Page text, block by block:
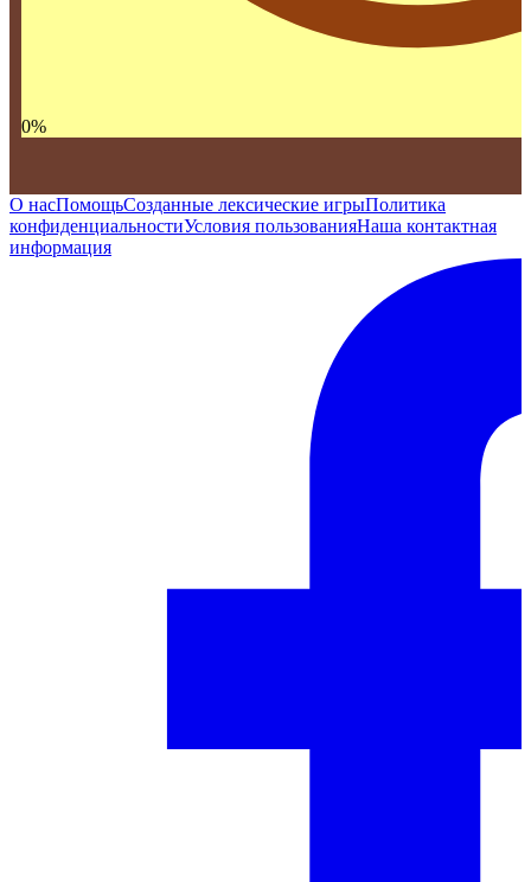
0%
О насПомощьСозданные лексические игрыПолитика
конфиденциальностиУсловия пользованияНаша контактная
информация